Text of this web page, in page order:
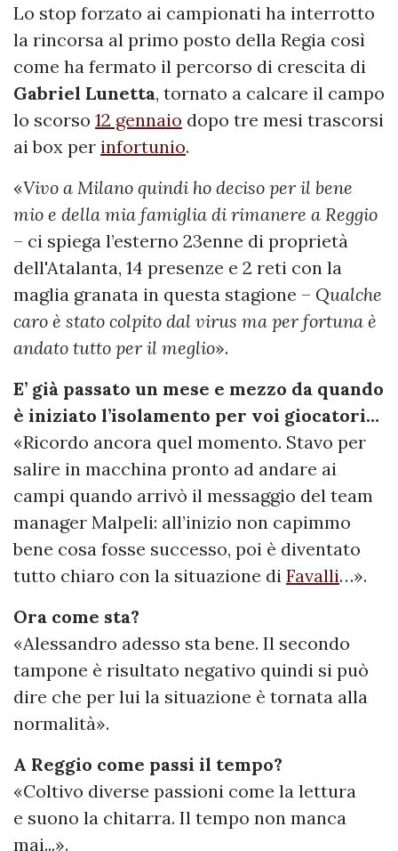
Lo stop forzato ai campionati ha interrotto
la rincorsa al primo posto della Regia così
come ha fermato il percorso di crescita di
Gabriel Lunetta, tornato a calcare il campo
lo scorso 12 gennaio dopo tre mesi trascorsi
ai box per infortunio.
«Vivo a Milano quindi ho deciso per il bene
mio e della mia famiglia di rimanere a Reggio
– ci spiega l’esterno 23enne di proprietà
dell'Atalanta, 14 presenze e 2 reti con la
maglia granata in questa stagione – Qualche
caro è stato colpito dal virus ma per fortuna è
andato tutto per il meglio».
E’ già passato un mese e mezzo da quando
è iniziato l’isolamento per voi giocatori…
«Ricordo ancora quel momento. Stavo per
salire in macchina pronto ad andare ai
campi quando arrivò il messaggio del team
manager Malpeli: all’inizio non capimmo
bene cosa fosse successo, poi è diventato
tutto chiaro con la situazione di Favalli…».
Ora come sta?
«Alessandro adesso sta bene. Il secondo
tampone è risultato negativo quindi si può
dire che per lui la situazione è tornata alla
normalità».
A Reggio come passi il tempo?
«Coltivo diverse passioni come la lettura
e suono la chitarra. Il tempo non manca
mai...».